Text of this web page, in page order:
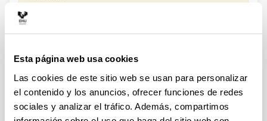
Esta página web usa cookies
Las cookies de este sitio web se usan para personalizar
el contenido y los anuncios, ofrecer funciones de redes
sociales y analizar el tráfico. Además, compartimos
Contratación para la formación de personal investigador en
la UPV/EHU 2019
Nueva concesión - Modalidad I y II (11/02/2020)
Convocatoria de contratación para la especialización de
personal investigador doctor en la UPV/EHU 2019